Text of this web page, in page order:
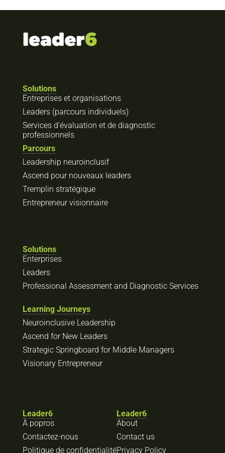
Solutions
Entreprises et organisations
Leaders (parcours individuels)
Services d’évaluation et de diagnostic
professionnels
Parcours
Leadership neuroinclusif
Ascend pour nouveaux leaders
Tremplin stratégique
Entrepreneur visionnaire
Solutions
Enterprises
Leaders
Professional Assessment and Diagnostic Services
Learning Journeys
Neuroinclusive Leadership
Ascend for New Leaders
Strategic Springboard for Middle Managers
Visionary Entrepreneur
Leader6
À popros
Contactez-nous
Politique de confidentialité
Leader6
About
Contact us
Privacy Policy